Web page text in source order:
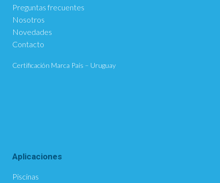
Preguntas frecuentes
Nosotros
Novedades
Contacto
Certificación Marca País – Uruguay
Aplicaciones
Piscinas